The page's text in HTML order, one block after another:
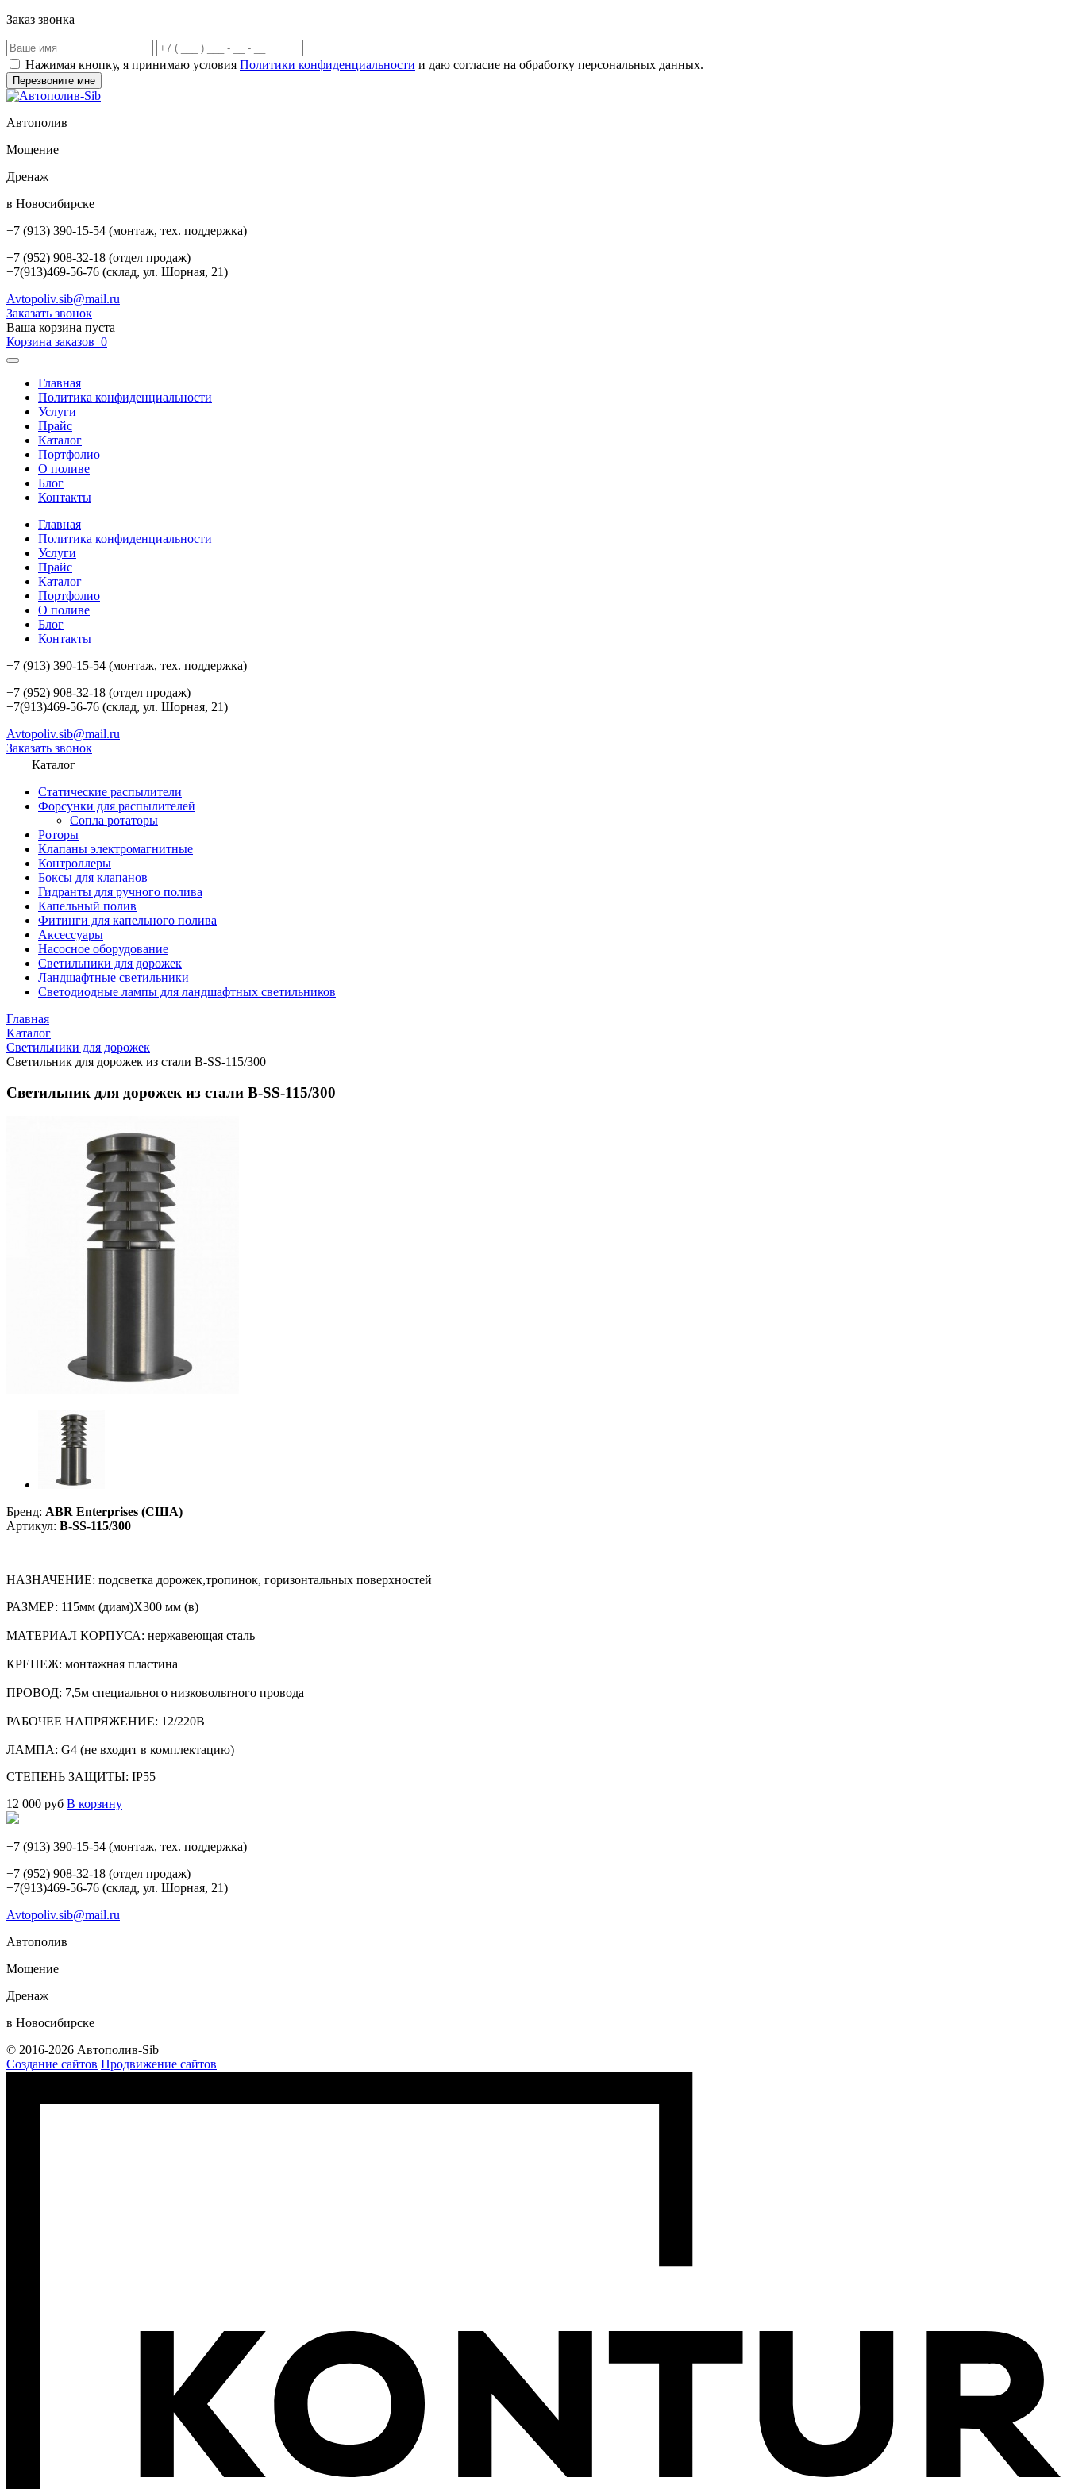
Заказ звонка
Нажимая кнопку, я принимаю условия Политики конфиденциальности и даю согласие на обработку персональных данных.
Автополив
Мощение
Дренаж
в Новосибирске
+7 (913) 390-15-54 (монтаж, тех. поддержка)
+7 (952) 908-32-18 (отдел продаж)
+7(913)469-56-76 (склад, ул. Шорная, 21)
Avtopoliv.sib@mail.ru
Заказать звонок
Ваша корзина пуста
Корзина заказов 0
Главная
Политика конфиденциальности
Услуги
Прайс
Каталог
Портфолио
О поливе
Блог
Контакты
Главная
Политика конфиденциальности
Услуги
Прайс
Каталог
Портфолио
О поливе
Блог
Контакты
+7 (913) 390-15-54 (монтаж, тех. поддержка)
+7 (952) 908-32-18 (отдел продаж)
+7(913)469-56-76 (склад, ул. Шорная, 21)
Avtopoliv.sib@mail.ru
Заказать звонок
Каталог
Статические распылители
Форсунки для распылителей
Сопла ротаторы
Роторы
Клапаны электромагнитные
Контроллеры
Боксы для клапанов
Гидранты для ручного полива
Капельный полив
Фитинги для капельного полива
Аксессуары
Насосное оборудование
Светильники для дорожек
Ландшафтные светильники
Светодиодные лампы для ландшафтных светильников
Главная
Kаталог
Светильники для дорожек
Светильник для дорожек из стали B-SS-115/300
Светильник для дорожек из стали B-SS-115/300
Бренд: ABR Enterprises (США)
Артикул: B-SS-115/300
НАЗНАЧЕНИЕ: подсветка дорожек,тропинок, горизонтальных поверхностей
РАЗМЕР: 115мм (диам)Х300 мм (в)
МАТЕРИАЛ КОРПУСА: нержавеющая сталь
КРЕПЕЖ: монтажная пластина
ПРОВОД: 7,5м специального низковольтного провода
РАБОЧЕЕ НАПРЯЖЕНИЕ: 12/220В
ЛАМПА: G4 (не входит в комплектацию)
СТЕПЕНЬ ЗАЩИТЫ: IP55
12 000 руб В корзину
+7 (913) 390-15-54 (монтаж, тех. поддержка)
+7 (952) 908-32-18 (отдел продаж)
+7(913)469-56-76 (склад, ул. Шорная, 21)
Avtopoliv.sib@mail.ru
Автополив
Мощение
Дренаж
в Новосибирске
© 2016-2026 Автополив-Sib
Создание сайтов Продвижение сайтов